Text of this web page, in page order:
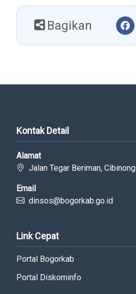
Bagikan
Kontak Detail
Alamat
Jalan Tegar Beriman, Cibinong
Email
dinsos@bogorkab.go.id
Link Cepat
Portal Bogorkab
Portal Diskominfo